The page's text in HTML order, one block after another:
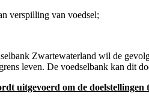
verspilling van voedsel;
Zwartewaterland wil de
leven. De voedselbank kan dit
uitgevoerd om de doelstellingen